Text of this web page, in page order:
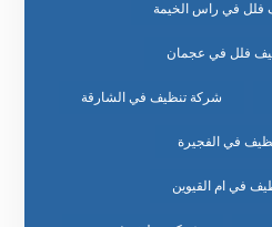
فلل في راس الخيمة
فلل في عجمان
شركة تنظيف في الشارقة
في الفجيرة
في ام القيوين